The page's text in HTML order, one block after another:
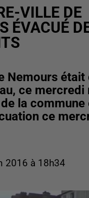
VILLE DE
ÉVACUÉ
Nemours était
ce
la commune
ce
2016 à 18h34